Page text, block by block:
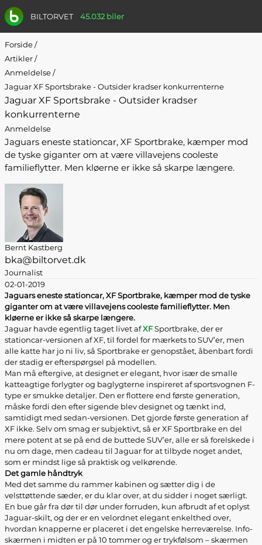
BILTORVET 45.032 biler
Forside/
Artikler/
Anmeldelse/
Jaguar XF Sportsbrake - Outsider kradser konkurrenterne
Jaguar XF Sportsbrake - Outsider kradser
konkurrenterne
Anmeldelse
Jaguars eneste stationcar, XF Sportbrake, kæmper mod
de tyske giganter om at være villavejens cooleste
familieflytter. Men kløerne er ikke så skarpe længere.
Bernt Kastberg
bka@biltorvet.dk
Journalist
02-01-2019
Jaguars eneste stationcar, XF Sportbrake, kæmper mod de tyske
giganter om at være villavejens cooleste familieflytter. Men
kløerne er ikke så skarpe længere.
Jaguar havde egentlig taget livet afXFSportbrake, der er
stationcar-versionen af XF, til fordel for mærkets to SUV’er, men
alle katte har jo ni liv, så Sportbrake er genopstået, åbenbart fordi
der stadig er efterspørgsel på modellen.
Man må eftergive, at designet er elegant, hvor især de smalle
katteagtige forlygter og baglygterne inspireret af sportsvognen F-
type er smukke detaljer. Den er flottere end første generation,
måske fordi den efter sigende blev designet og tænkt ind,
samtidigt med sedan-versionen. Det gjorde første generation af
XF ikke. Selv om smag er subjektivt, så er XF Sportbrake en del
mere potent at se på end de buttede SUV’er, alle er så forelskede i
nu om dage, men cadeau til Jaguar for at tilbyde noget andet,
som er mindst lige så praktisk og velkørende.
Det gamle håndtryk
Med det samme du rammer kabinen og sætter dig i de
velsttøttende sæder, er du klar over, at du sidder i noget særligt.
En bue går fra dør til dør under forruden, kun afbrudt af et oplyst
Jaguar-skilt, og der er en velordnet elegant enkelthed over,
hvordan knapperne er placeret i det engelske herreværelse. Info-
skærmen i midten er på 10 tommer og er trykfølsom – skærmen